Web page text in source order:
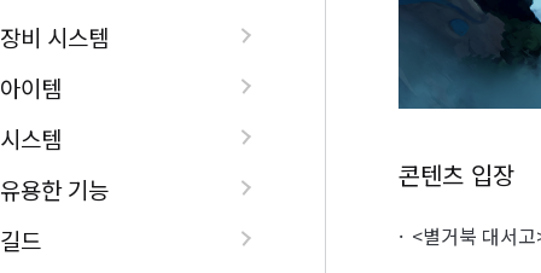
장비 시스템
아이템
시스템
유용한 기능
길드
콘텐츠 입장
<별거북 대서